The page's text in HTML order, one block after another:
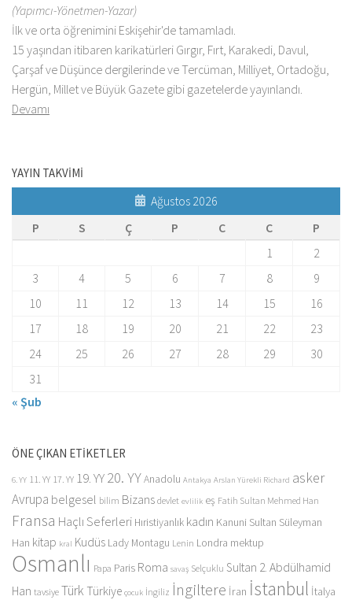
(Yapımcı-Yönetmen-Yazar)
İlk ve orta öğrenimini Eskişehir'de tamamladı.
15 yaşından itibaren karikatürleri Gırgır, Fırt, Karakedi, Davul,
Çarşaf ve Düşünce dergilerinde ve Tercüman, Milliyet, Ortadoğu,
Hergün, Millet ve Büyük Gazete gibi gazetelerde yayınlandı.
Devamı
YAYIN TAKVİMİ
Ağustos 2026
P
S Ç P C C
P
1
2
3
4 5 6 7 8
9
10
11 12 13 14 15
16
17
18 19 20 21 22
23
24
25 26 27 28 29
30
31
« Şub
ÖNE ÇIKAN ETİKETLER
6. YY 11. YY 17. YY 19. YY20. YYAnadolu Antakya Arslan Yürekli Richard asker
Avrupa belgesel bilim Bizans devlet evlilik eş Fatih Sultan Mehmed Han
Fransa Haçlı Seferleri Hıristiyanlık kadın Kanuni Sultan Süleyman
Han kitap kral Kudüs Lady Montagu Lenin Londra mektup
Osmanlı Papa Paris Roma savaş Selçuklu Sultan 2. Abdülhamid
Han tavsiye Türk Türkiye çocuk İngiliz İngiltere İran İstanbul İtalya